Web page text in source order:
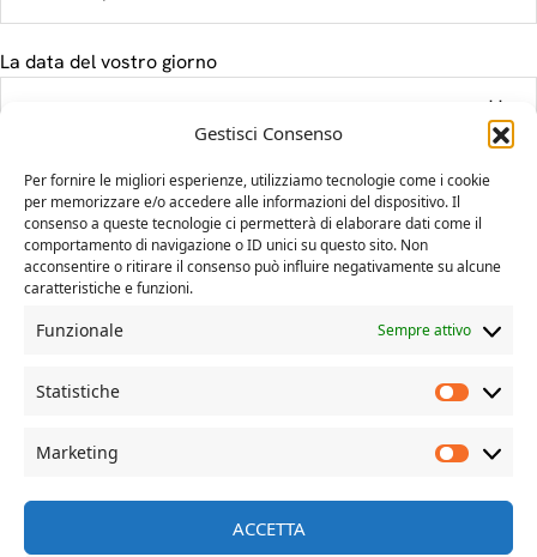
Gestisci Consenso
Per fornire le migliori esperienze, utilizziamo tecnologie come i cookie
per memorizzare e/o accedere alle informazioni del dispositivo. Il
consenso a queste tecnologie ci permetterà di elaborare dati come il
comportamento di navigazione o ID unici su questo sito. Non
acconsentire o ritirare il consenso può influire negativamente su alcune
caratteristiche e funzioni.
Funzionale Sempre attivo
Statistiche
Marketing
ACCETTA
La data del vostro giorno
Il tuo messaggio